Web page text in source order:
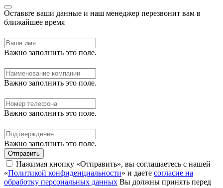
Оставьте ваши данные и наш менеджер перезвонит вам в
ближайшее время
Важно заполнить это поле.
Важно заполнить это поле.
Важно заполнить это поле.
Важно заполнить это поле.
Отправить
Нажимая кнопку «Отправить», вы соглашаетесь с нашей
«Политикой конфиденциальности» и даете согласие на
обработку персональных данных Вы должны принять перед